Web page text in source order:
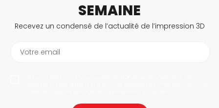
SEMAINE
Recevez un condensé de l’actualité de l’impression 3D
Votre email